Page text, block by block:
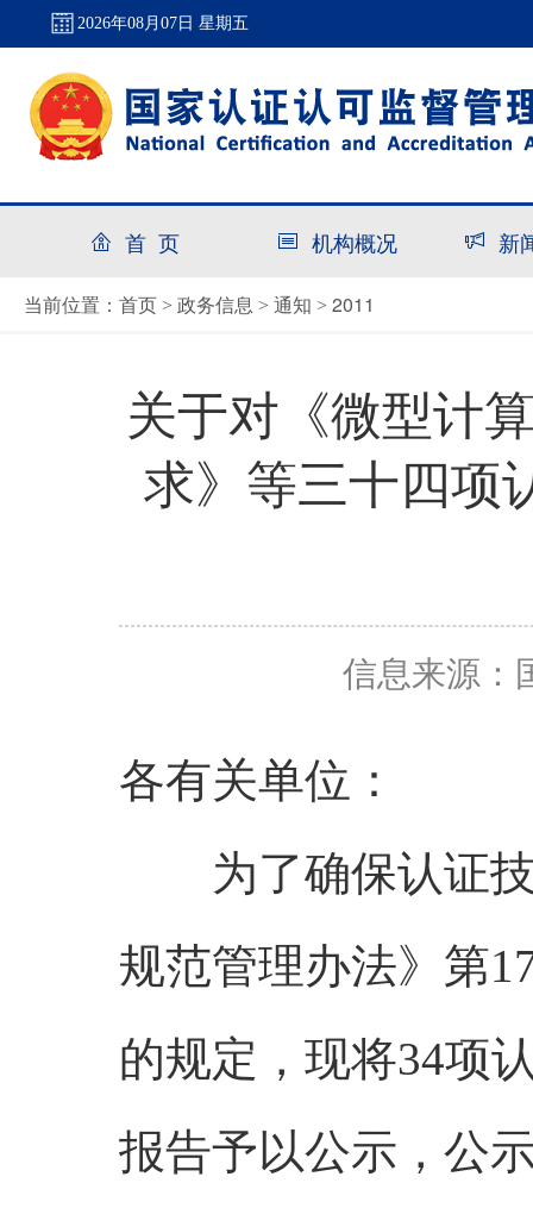
2026年08月07日 星期五
首 页 机构概况 新
当前位置： 首页 > 政务信息 > 通知 > 2011
关于对《微型计
求》等三十四项
信息来源：
各有关单位：
为了确保认证技
规范管理办法》第
的规定，现将34项
报告予以公示，公